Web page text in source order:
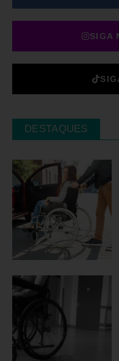
SIGA
DESTAQUES